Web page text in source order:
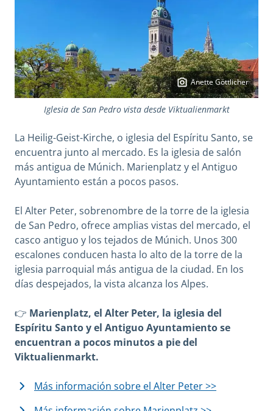
Anette Göttlicher
Iglesia de San Pedro vista desde Viktualienmarkt
La Heilig-Geist-Kirche, o iglesia del Espíritu Santo, se
encuentra junto al mercado. Es la iglesia de salón
más antigua de Múnich. Marienplatz y el Antiguo
Ayuntamiento están a pocos pasos.
El Alter Peter, sobrenombre de la torre de la iglesia
de San Pedro, ofrece amplias vistas del mercado, el
casco antiguo y los tejados de Múnich. Unos 300
escalones conducen hasta lo alto de la torre de la
iglesia parroquial más antigua de la ciudad. En los
días despejados, la vista alcanza los Alpes.
👉 Marienplatz, el Alter Peter, la iglesia del
Espíritu Santo y el Antiguo Ayuntamiento se
encuentran a pocos minutos a pie del
Viktualienmarkt.
Más información sobre el Alter Peter >>